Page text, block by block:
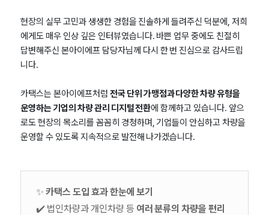
현장의 실무 고민과 생생한 경험을 진솔하게 들려주신 덕분에, 저희
에게도 매우 인상 깊은 인터뷰였습니다. 바쁜 업무 중에도 친절히
답변해주신 본아이에프 담당자님께 다시 한 번 진심으로 감사드립
니다.
카택스는 본아이에프처럼전국 단위 가맹점과 다양한 차량 유형을
운영하는 기업의 차량 관리 디지털 전환에 함께하고 있습니다. 앞으
로도 현장의 목소리를 꼼꼼히 경청하며, 기업들이 안심하고 차량을
운영할 수 있도록 지속적으로 발전해 나가겠습니다.
✨카택스 도입 효과 한눈에 보기
✔️ 법인차량과 개인차량 등 여러 분류의 차량을 편리